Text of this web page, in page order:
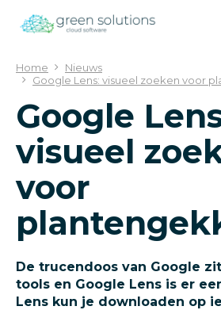
Home
Nieuws
Google Lens: visueel zoeken voor
Google
visueel
voor
De trucendoos van Google
tools en Google Lens is er
Lens kun je downloaden op